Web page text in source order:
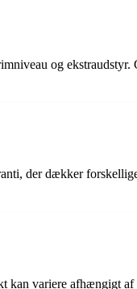
og
der dækker
kan variere afhængigt